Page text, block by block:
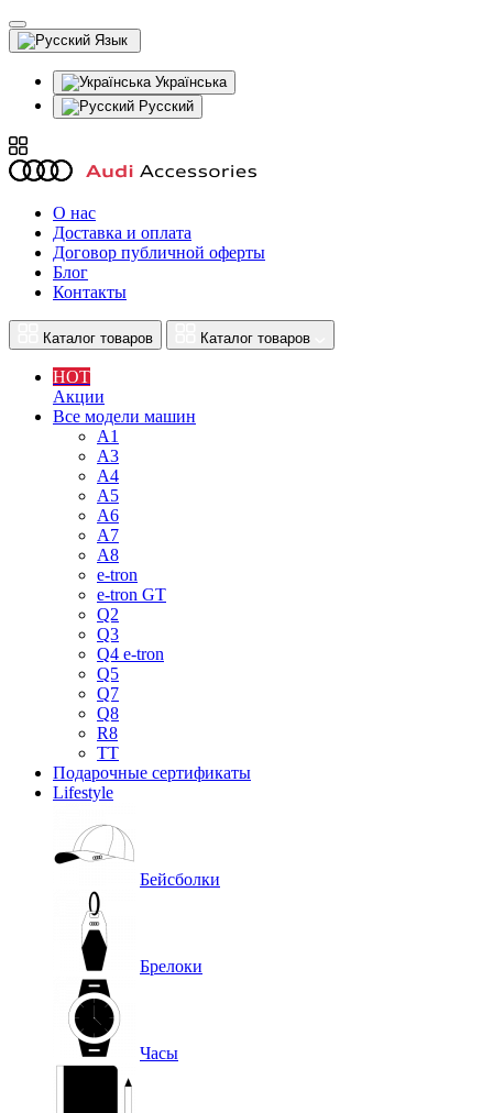
Язык
Українська
Русский
О нас
Доставка и оплата
Договор публичной оферты
Блог
Контакты
Каталог товаров Каталог товаров
HOT
Акции
Все модели машин
A1
A3
A4
A5
A6
A7
A8
e-tron
e-tron GT
Q2
Q3
Q4 e-tron
Q5
Q7
Q8
R8
TT
Подарочные сертификаты
Lifestyle
Бейсболки
Брелоки
Часы